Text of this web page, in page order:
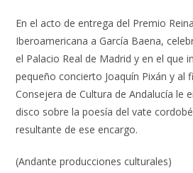
En el acto de entrega del Premio
Iberoamericana a García Baena,
el Palacio Real de Madrid y en el que
pequeño concierto Joaquín Pixán y al
Consejera de Cultura de Andalucía le
disco sobre la poesía del vate
resultante de ese encargo.
(Andante producciones culturales)